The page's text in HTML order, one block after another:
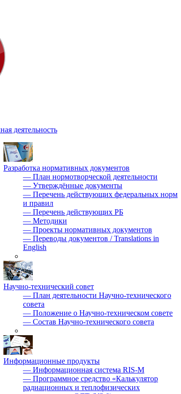
деятельность
Разработка нормативных документов
— План нормотворческой деятельности
— Утверждённые документы
— Перечень действующих федеральных норм
и правил
— Перечень действующих РБ
— Методики
— Проекты нормативных документов
— Переводы документов / Translations in
English
Научно-технический совет
— План деятельности Научно-технического
совета
— Положение о Научно-техническом совете
— Состав Научно-технического совета
Информационные продукты
— Информационная система RIS-M
— Программное средство «Калькулятор
радиационных и теплофизических